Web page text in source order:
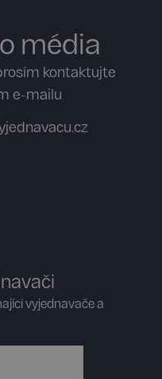
média
kontaktujte
e-mailu
vyjednavače a